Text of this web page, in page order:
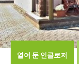
열어 둔 인클로저